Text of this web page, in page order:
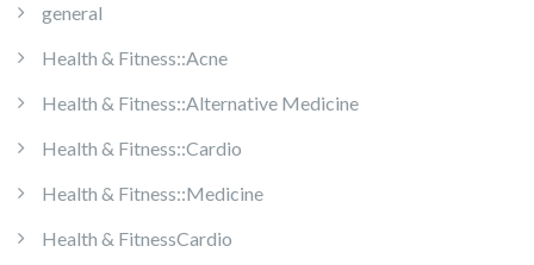
general
Health & Fitness::Acne
Health & Fitness::Alternative Medicine
Health & Fitness::Cardio
Health & Fitness::Medicine
Health & FitnessCardio